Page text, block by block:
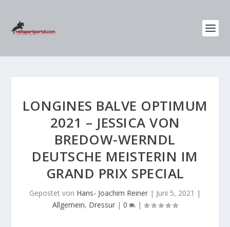
LONGINES BALVE OPTIMUM
2021 – JESSICA VON
BREDOW-WERNDL
DEUTSCHE MEISTERIN IM
GRAND PRIX SPECIAL
Gepostet von Hans- Joachim Reiner | Juni 5, 2021 |
Allgemein, Dressur | 0 |